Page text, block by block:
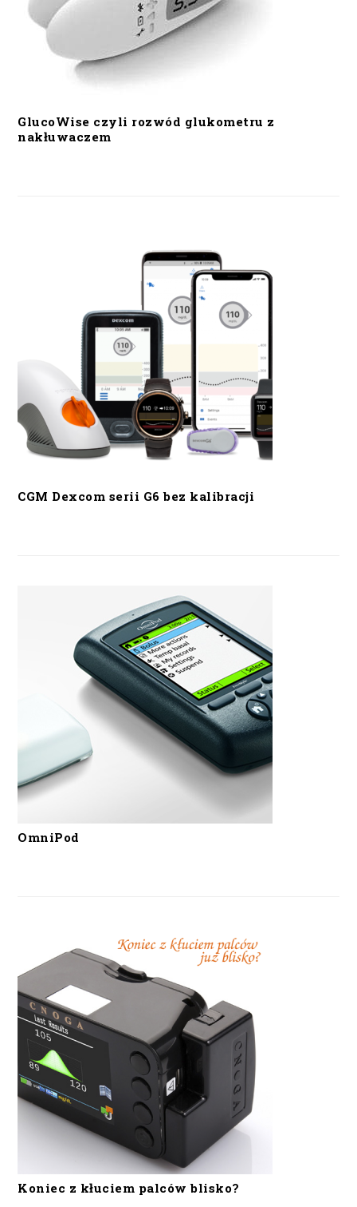
GlucoWise czyli rozwód glukometru z
nakłuwaczem
CGM Dexcom serii G6 bez kalibracji
OmniPod
Koniec z kłuciem palców blisko?